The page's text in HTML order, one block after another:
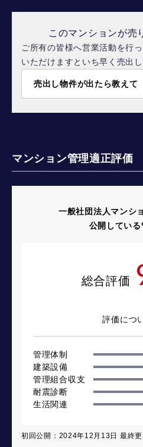
このマンションが売
ご所有の皆様へ営業活動を行
いただけますといち早く売出
売出し物件が出たら教えて
マンション管理適正評価
一般社団法人マンシ
公開してい
総合評価
評価につ
管理体制
建築設備
管理組合収支
耐震診断
生活関連
初回公開：2024年12月13日 最終